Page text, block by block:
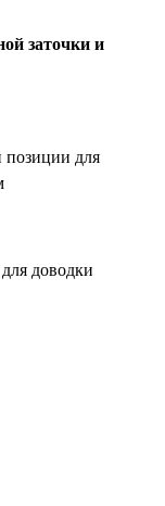
заточки и
для
доводки